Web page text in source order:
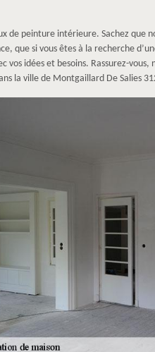
de peinture intérieure. Sachez que
que si vous êtes à la recherche
idées et besoins. Rassurez-vous,
la ville de Montgaillard De Salies